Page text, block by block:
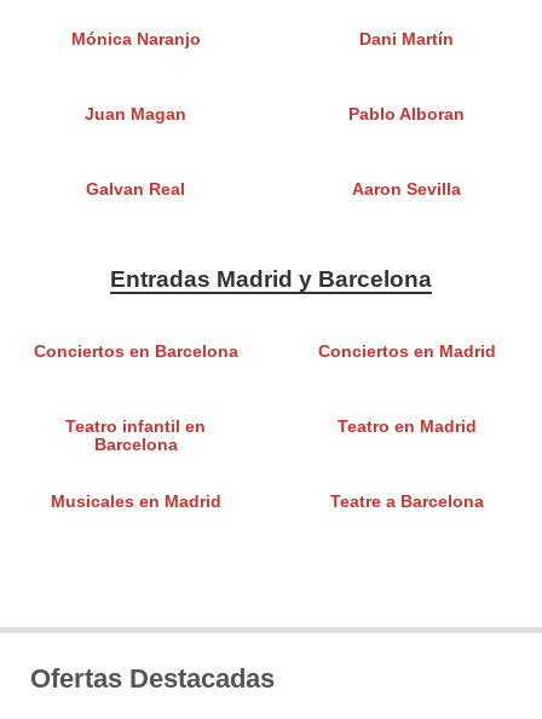
Mónica Naranjo Dani Martín
Juan Magan Pablo Alboran
Galvan Real Aaron Sevilla
Entradas Madrid y Barcelona
Conciertos en Barcelona Conciertos en Madrid
Teatro infantil en
Barcelona
Teatro en Madrid
Musicales en Madrid Teatre a Barcelona
Ofertas Destacadas